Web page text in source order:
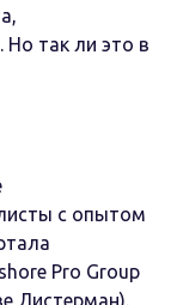
Но так ли это в
с опытом
Pro Group
Листерман).